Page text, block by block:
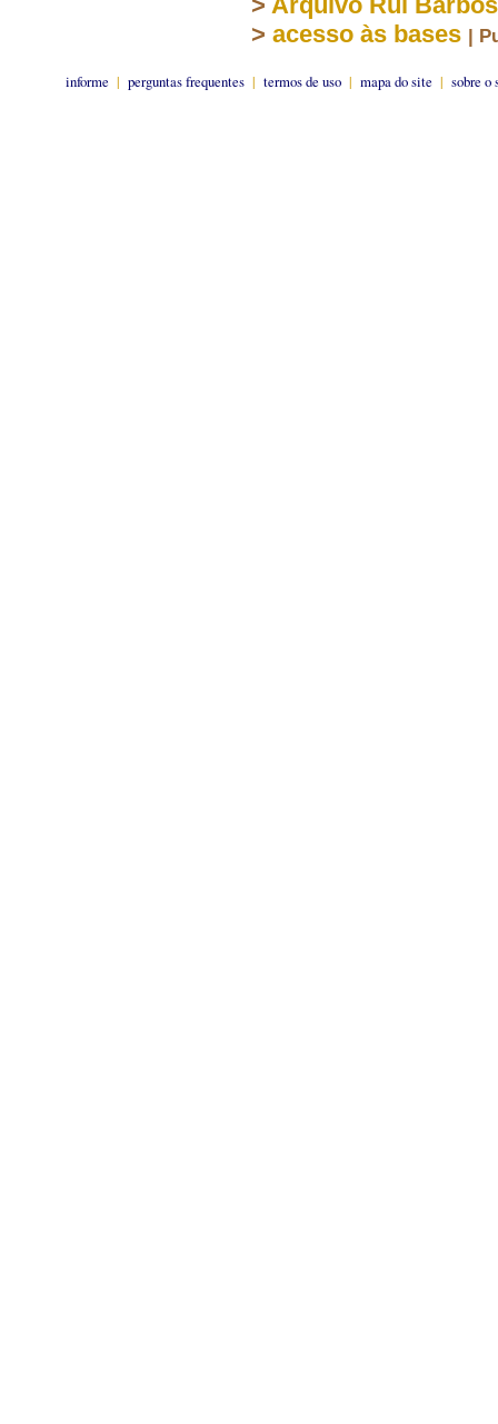
> acesso às bases |
informe | perguntas frequentes | termos de uso | mapa do site | sobre o